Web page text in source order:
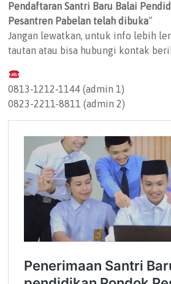
Pendaftaran Santri Baru Balai
Pesantren Pabelan telah dibuka”
Jangan lewatkan, untuk info lebih
tautan atau bisa hubungi kontak
0813-1212-1144 (admin 1)
0823-2211-8811 (admin 2)